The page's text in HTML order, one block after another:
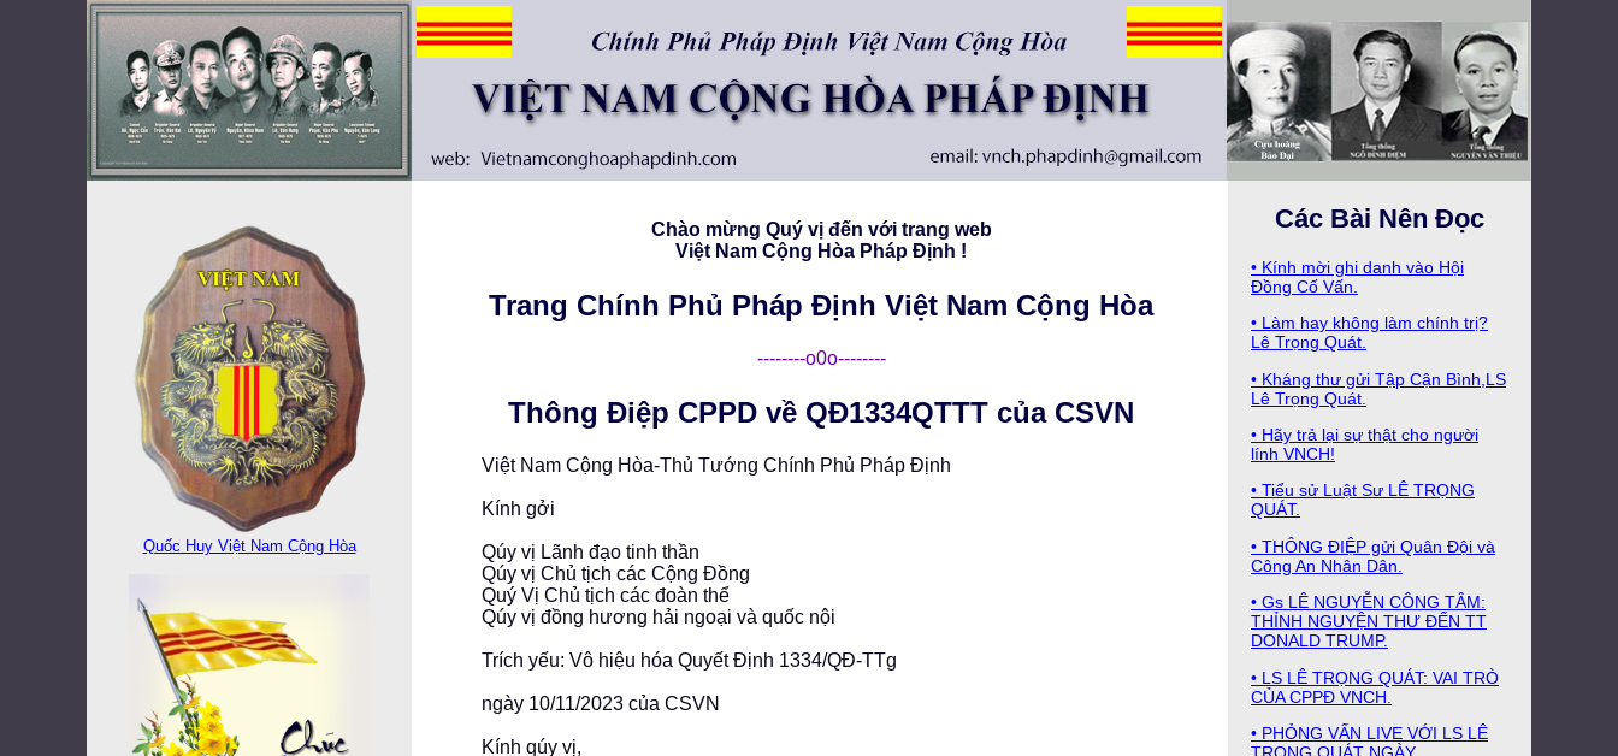
Quốc Huy Việt Nam Cộng Hòa
Các Bài Nên Đọc
• Kính mời ghi danh vào Hội
Ðồng Cố Vấn.
• Làm hay không làm chính trị?
Lê Trọng Quát.
• Kháng thư gửi Tập Cận Bình,LS
Lê Trọng Quát.
• Hãy trả lại sự thật cho người
lính VNCH!
• Tiểu sử Luật Sư LÊ TRỌNG
QUÁT.
• THÔNG ĐIỆP gửi Quân Đội và
Công An Nhân Dân.
• Gs LÊ NGUYỄN CÔNG TÂM:
THỈNH NGUYỆN THƯ ĐẾN TT
DONALD TRUMP.
• LS LÊ TRỌNG QUÁT: VAI TRÒ
CỦA CPPĐ VNCH.
• PHỎNG VẤN LIVE VỚI LS LÊ
Chào mừng Quý vị đến với trang web
Việt Nam Cộng Hòa Pháp Ðịnh !
Trang Chính Phủ Pháp Ðịnh Việt Nam Cộng Hòa
--------o0o--------
Thông Điệp CPPD về QĐ1334QTTT của CSVN
Việt Nam Cộng Hòa-Thủ Tướng Chính Phủ Pháp Định
Kính gởi
Qúy vị Lãnh đạo tinh thần
Qúy vị Chủ tịch các Cộng Đồng
Quý Vị Chủ tịch các đoàn thể
Qúy vị đồng hương hải ngoại và quốc nội
Trích yếu: Vô hiệu hóa Quyết Định 1334/QĐ-TTg
ngày 10/11/2023 của CSVN
Kính qúy vị,